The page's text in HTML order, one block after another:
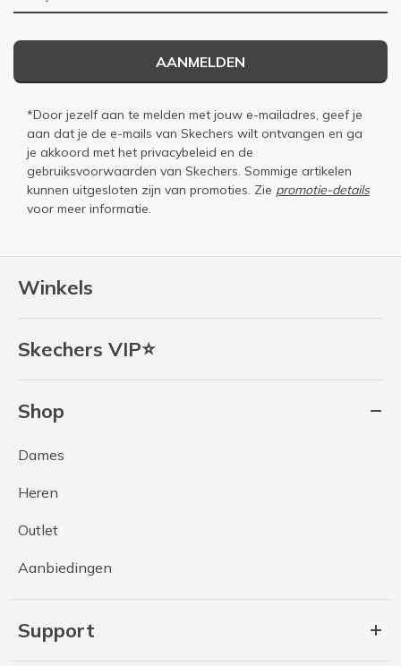
Winkels
Skechers VIP⭐
Shop
Dames
Heren
Outlet
Aanbiedingen
Support
AANMELDEN
*Door jezelf aan te melden met jouw e-mailadres, geef je
aan dat je de e-mails van Skechers wilt ontvangen en ga
je akkoord met het privacybeleid en de
gebruiksvoorwaarden van Skechers. Sommige artikelen
kunnen uitgesloten zijn van promoties. Zie promotie-details
voor meer informatie.